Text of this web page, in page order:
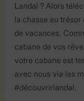
Landal ? Alors
la chasse au
de vacances.
cabane de vos
votre cabane est
avec nous via les
#découvrirlandal.